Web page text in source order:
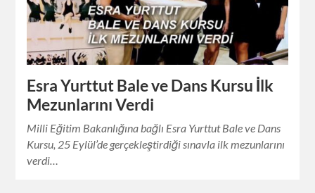
Esra Yurttut Bale ve Dans Kursu İlk
Mezunlarını Verdi
Milli Eğitim Bakanlığına bağlı Esra Yurttut Bale ve Dans
Kursu, 25 Eylül’de gerçekleştirdiği sınavla ilk mezunlarını
verdi…